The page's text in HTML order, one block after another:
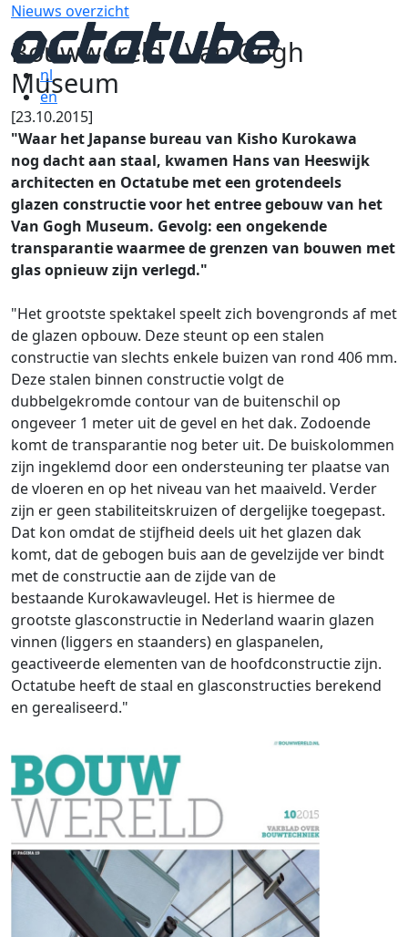
nl
en
Nieuws overzicht
Bouwwereld - Van Gogh
Museum
[23.10.2015]
"Waar het Japanse bureau van Kisho Kurokawa
nog dacht aan staal, kwamen Hans van Heeswijk
archi­tecten en Octatube met een grotendeels
glazen constructie voor het entree gebouw van het
Van Gogh Museum. Gevolg: een ongekende
transparantie waarmee de grenzen van bouwen met
glas opnieuw zijn verlegd."
"Het grootste spektakel speelt zich bovengronds af met
de glazen opbouw. Deze steunt op een stalen
constructie van slechts enkele buizen van rond 406 mm.
Deze stalen binnen­ constructie volgt de
dubbelgekromde contour van de buitenschil op
ongeveer 1 meter uit de gevel en het dak. Zodoende
komt de transparantie nog beter uit. De buiskolommen
zijn ingeklemd door een ondersteuning ter plaatse van
de vloeren en op het niveau van het maaiveld. Verder
zijn er geen stabiliteitskruizen of dergelijke toegepast.
Dat kon omdat de stijfheid deels uit het glazen dak
komt, dat de gebogen buis aan de gevelzijde ver bindt
met de constructie aan de zijde van de
bestaande Kurokawa­vleugel. Het is hiermee de
grootste glasconstructie in Nederland waarin glazen
vinnen (liggers en staanders) en glaspanelen,
geactiveerde elementen van de hoofdconstructie zijn.
Octatube heeft de staal­ en glasconstructies berekend
en gerealiseerd."